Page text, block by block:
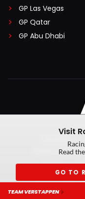
GP Las Vegas
GP Qatar
GP Abu Dhabi
Privacy Policy
Privacy
Visit
Read
GO TO
TEAM VERSTAPPEN